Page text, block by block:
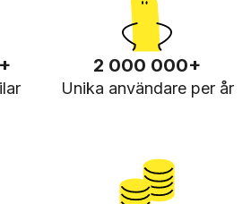
2 000 000+
Unika användare per år